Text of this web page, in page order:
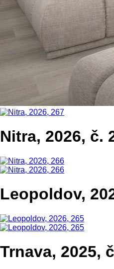
Nitra, 2026, č.
Leopoldov,
Trnava, 2025,